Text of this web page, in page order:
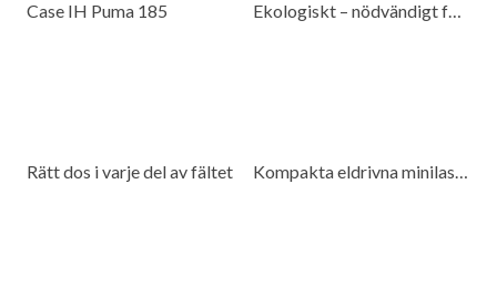
Case IH Puma 185
Rätt dos i varje del av fältet Kompakta eldrivna minilastare för många miljöer